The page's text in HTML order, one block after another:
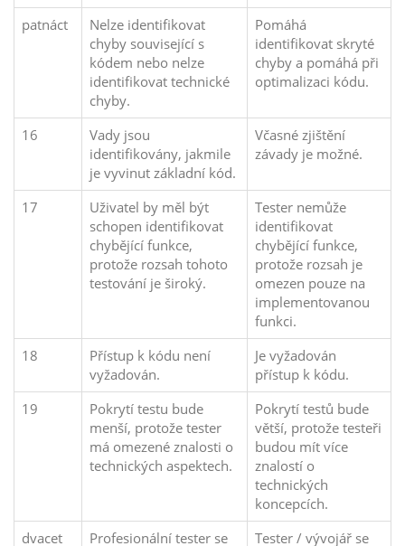
patnáct
Nelze identifikovat
chyby související s
kódem nebo nelze
identifikovat technické
chyby.
Pomáhá
identifikovat skryté
chyby a pomáhá při
optimalizaci kódu.
16
Vady jsou
identifikovány, jakmile
je vyvinut základní kód.
Včasné zjištění
závady je možné.
17
Uživatel by měl být
schopen identifikovat
chybějící funkce,
protože rozsah tohoto
testování je široký.
Tester nemůže
identifikovat
chybějící funkce,
protože rozsah je
omezen pouze na
implementovanou
funkci.
18
Přístup k kódu není
vyžadován.
Je vyžadován
přístup k kódu.
19
Pokrytí testu bude
menší, protože tester
má omezené znalosti o
technických aspektech.
Pokrytí testů bude
větší, protože testeři
budou mít více
znalostí o
technických
koncepcích.
dvacet
Profesionální tester se Tester / vývojář se